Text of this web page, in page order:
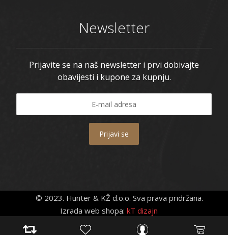
Newsletter
Prijavite se na naš newsletter i prvi dobivajte
obavijesti i kupone za kupnju.
Prijavi se
© 2023. Hunter & KŽ d.o.o. Sva prava pridržana.
Izrada web shopa: kT dizajn